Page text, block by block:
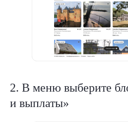
2. В меню выберите
и выплаты»